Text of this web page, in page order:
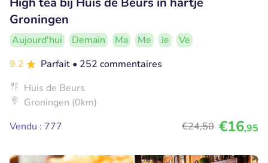
Groningen
Aujourd'hui Demain Ma Me Je
Ve
9.2
Parfait • 252 commentaires
Huis de Beurs
Groningen (0km)
Vendu : 777
€24,50 €16,95